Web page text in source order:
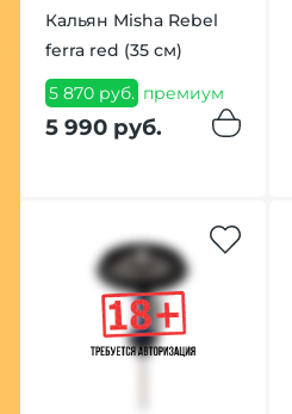
Кальян Misha Rebel
ferra red (35 см)
5 870 руб. премиум
5 990 руб.